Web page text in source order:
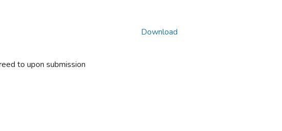
to upon submission
Download